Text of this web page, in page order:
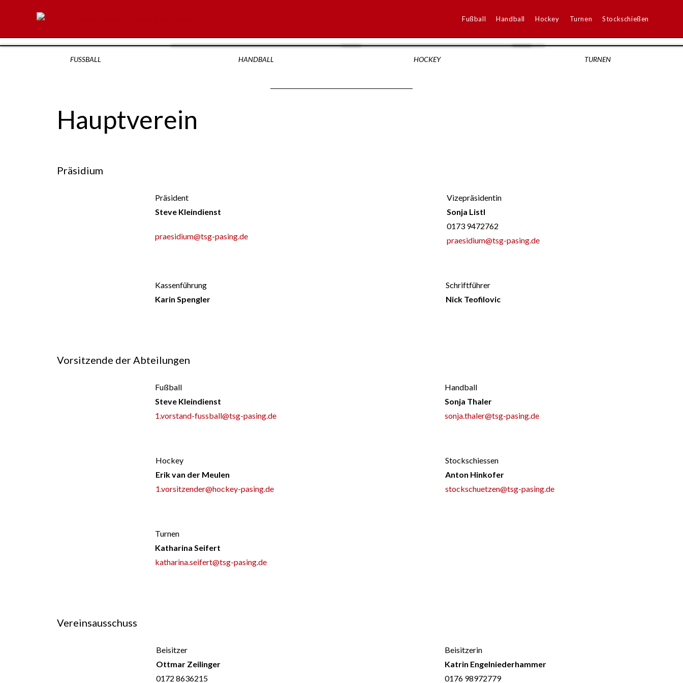
Fußball Handball Hockey Turnen Stockschießen
FUSSBALL HANDBALL HOCKEY TURNEN
Hauptverein
Präsidium
Präsident
Steve Kleindienst
praesidium@tsg-pasing.de
Vizepräsidentin
Sonja Listl
0173 9472762
praesidium@tsg-pasing.de
Kassenführung
Karin Spengler
Schriftführer
Nick Teofilovic
Vorsitzende der Abteilungen
Fußball
Steve Kleindienst
1.vorstand-fussball@tsg-pasing.de
Handball
Sonja Thaler
sonja.thaler@tsg-pasing.de
Hockey
Erik van der Meulen
1.vorsitzender@hockey-pasing.de
Stockschiessen
Anton Hinkofer
stockschuetzen@tsg-pasing.de
Turnen
Katharina Seifert
katharina.seifert@tsg-pasing.de
Vereinsausschuss
Beisitzer
Ottmar Zeilinger
0172 8636215
Beisitzerin
Katrin Engelniederhammer
0176 98972779